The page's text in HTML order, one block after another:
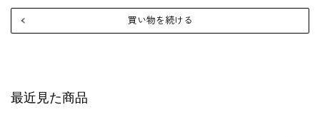
買い物を続ける
最近見た商品